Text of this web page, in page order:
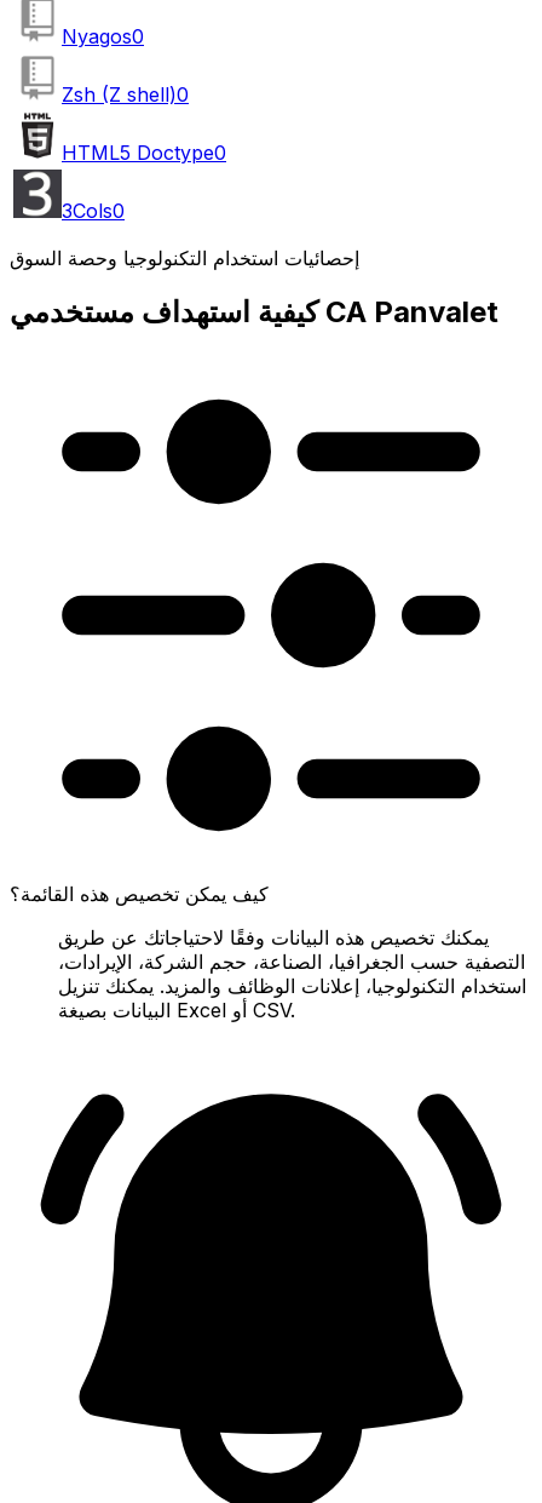
Nyagos0
Zsh (Z shell)0
HTML5 Doctype0
3Cols0
إحصائيات استخدام التكنولوجيا وحصة السوق
كيفية استهداف مستخدمي CA Panvalet
كيف يمكن تخصيص هذه القائمة؟
يمكنك تخصيص هذه البيانات وفقًا لاحتياجاتك عن طريق
التصفية حسب الجغرافيا، الصناعة، حجم الشركة، الإيرادات،
استخدام التكنولوجيا، إعلانات الوظائف والمزيد. يمكنك تنزيل
البيانات بصيغة Excel أو CSV.